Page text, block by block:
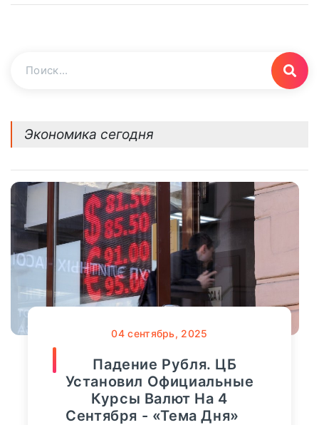
Экономика сегодня
04 сентябрь, 2025
Падение Рубля. ЦБ
Установил Официальные
Курсы Валют На 4
Сентября - «Тема Дня»